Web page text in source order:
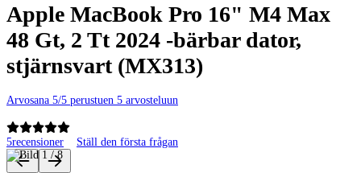
Apple MacBook Pro 16" M4 Max
48 Gt, 2 Tt 2024 -bärbar dator,
stjärnsvart (MX313)
Arvosana 5/5 perustuen 5 arvosteluun
5recensioner Ställ den första frågan